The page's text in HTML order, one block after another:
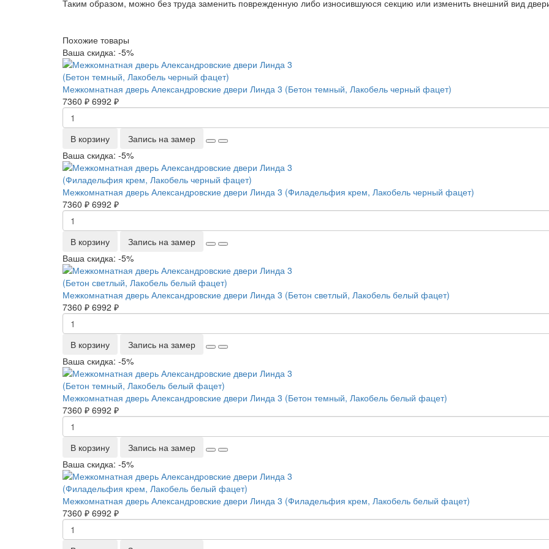
Таким образом, можно без труда заменить поврежденную либо износившуюся секцию или изменить внешний вид
Похожие товары
Ваша скидка: -5%
Межкомнатная дверь Александровские двери Линда 3 (Бетон темный, Лакобель черный фацет)
7360 ₽ 6992 ₽
В корзину
Запись на замер
Ваша скидка: -5%
Межкомнатная дверь Александровские двери Линда 3 (Филадельфия крем, Лакобель черный фацет)
7360 ₽ 6992 ₽
В корзину
Запись на замер
Ваша скидка: -5%
Межкомнатная дверь Александровские двери Линда 3 (Бетон светлый, Лакобель белый фацет)
7360 ₽ 6992 ₽
В корзину
Запись на замер
Ваша скидка: -5%
Межкомнатная дверь Александровские двери Линда 3 (Бетон темный, Лакобель белый фацет)
7360 ₽ 6992 ₽
В корзину
Запись на замер
Ваша скидка: -5%
Межкомнатная дверь Александровские двери Линда 3 (Филадельфия крем, Лакобель белый фацет)
7360 ₽ 6992 ₽